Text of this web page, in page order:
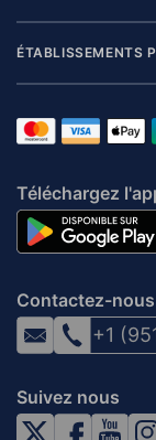
ÉTABLISSEMENTS
Téléchargez
Contactez-nous
+1
Suivez nous